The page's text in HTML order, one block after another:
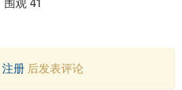
围观 41
注册后发表评论